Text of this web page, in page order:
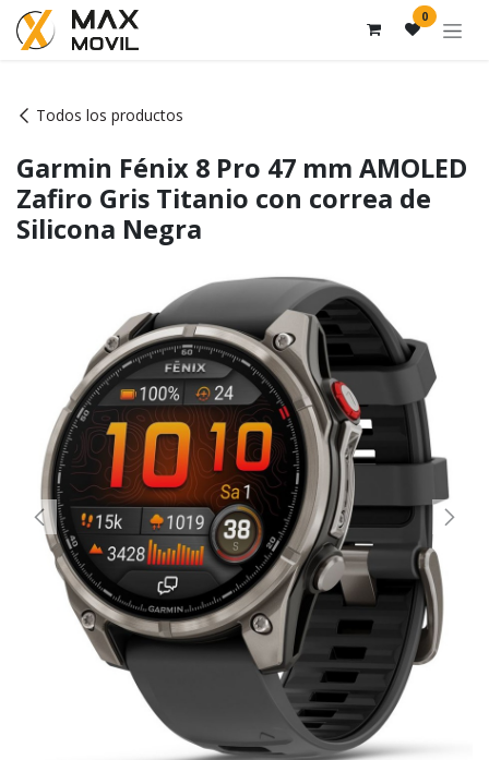
Ir al contenido 0
Todos los productos
Garmin Fénix 8 Pro 47 mm AMOLED
Zafiro Gris Titanio con correa de
Silicona Negra